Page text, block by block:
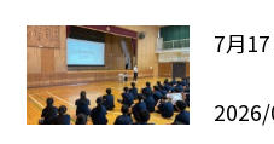
7月